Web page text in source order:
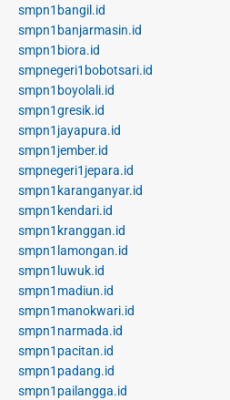
smpn1bangil.id
smpn1banjarmasin.id
smpn1biora.id
smpnegeri1bobotsari.id
smpn1boyolali.id
smpn1gresik.id
smpn1jayapura.id
smpn1jember.id
smpnegeri1jepara.id
smpn1karanganyar.id
smpn1kendari.id
smpn1kranggan.id
smpn1lamongan.id
smpn1luwuk.id
smpn1madiun.id
smpn1manokwari.id
smpn1narmada.id
smpn1pacitan.id
smpn1padang.id
smpn1pailangga.id